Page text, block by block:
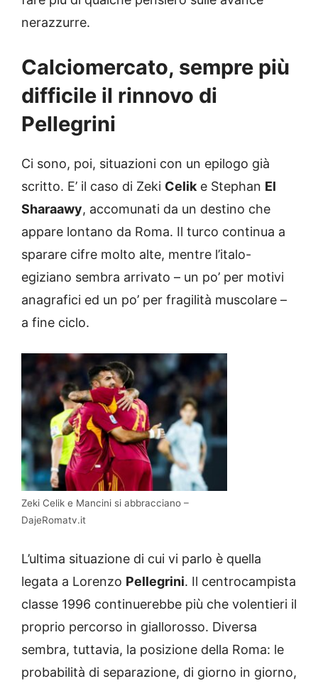
nerazzurre.
Calciomercato, sempre più
difficile il rinnovo di
Pellegrini
Ci sono, poi, situazioni con un epilogo già
scritto. E’ il caso di Zeki Celike Stephan El
Sharaawy, accomunati da un destino che
appare lontano da Roma. Il turco continua a
sparare cifre molto alte, mentre l’italo-
egiziano sembra arrivato – un po’ per motivi
anagrafici ed un po’ per fragilità muscolare –
a fine ciclo.
Zeki Celik e Mancini si abbracciano –
DajeRomatv.it
L’ultima situazione di cui vi parlo è quella
legata a Lorenzo Pellegrini. Il centrocampista
classe 1996 continuerebbe più che volentieri il
proprio percorso in giallorosso. Diversa
sembra, tuttavia, la posizione della Roma: le
probabilità di separazione, di giorno in giorno,